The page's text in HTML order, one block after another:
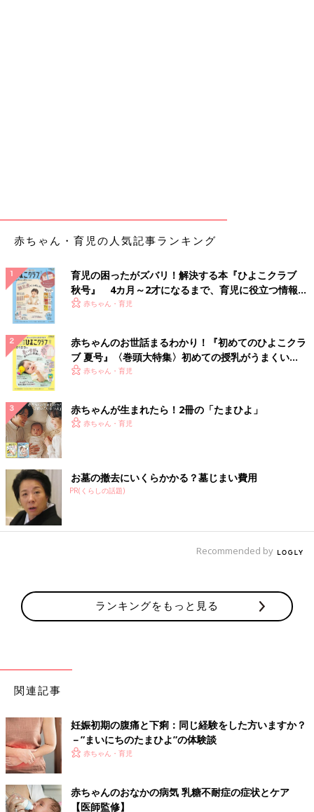
主に細菌に汚染された食べ物から感染して起こる腸炎。
食後に激しい下痢や嘔吐、腹痛が起こったときや、血便が出たと
原因となる細菌にはたくさんの種類がありますが、中でも代表的
な細菌は「サルモネラ菌」「カンピロバクター菌」「腸管出血性
大腸菌」「腸炎ビブリオ」です。
●サルモネラ菌
食中毒の原因の半数を占める代表的な細菌。卵や卵の加工品、乳
製品に発生しやすく、12～24時間で嘔吐、激しい下痢、発熱な
どの症状が出ます。
けいれん や意識障害が起こることもありま
す。
●カンピロバクター菌
牛、豚、鶏、猫などの消化器官やふんにいて、食べたり、触った
手を介して口から体内に入ります（とくに鶏肉）。潜伏期間は3
～10日間。
主な症状は、高熱、激しい腹痛、血液をふくんだ下痢便が1日に
O-157に代表される菌。食べ物だけでなく人から人へも感染しま
ます。
夏に魚介類の内臓、エラなどに付着する細菌。魚を生で食べた
り、調理した包丁を介して別の食材に付着し、それを食べること
で発症します。
食べて12時間前後で激しい腹痛と嘔吐などの症状が出ます。
赤ちゃん・育児の人気記事ランキング
育児の困ったがズバリ！解決する本『ひよこクラブ
秋号』 4カ月～2才になるまで、育児に役立つ情報が
いっぱい！
赤ちゃん・育児
赤ちゃんのお世話まるわかり！『初めてのひよこクラ
ブ 夏号』〈巻頭大特集〉初めての授乳がうまくい
く！ おっぱい・ミルクの基本と夏のトラブル 解決テ
赤ちゃん・育児
赤ちゃんが生まれたら！2冊の「たまひよ」
赤ちゃん・育児
お墓の撤去にいくらかかる？墓じまい費用
PR(くらしの話題)
Recommended by
ランキングをもっと見る
関連記事
妊娠初期の腹痛と下痢：同じ経験をした方いますか？
－”まいにちのたまひよ”の体験談
赤ちゃん・育児
赤ちゃんのおなかの病気 乳糖不耐症の症状とケア
【医師監修】